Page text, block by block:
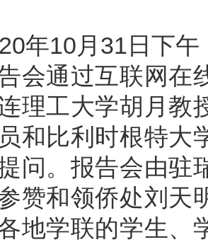
10月31日下午
会通过互联网在
理工大学胡月教
和比利时根特大
问。报告会由驻
赞和领侨处刘天
地学联的学生、